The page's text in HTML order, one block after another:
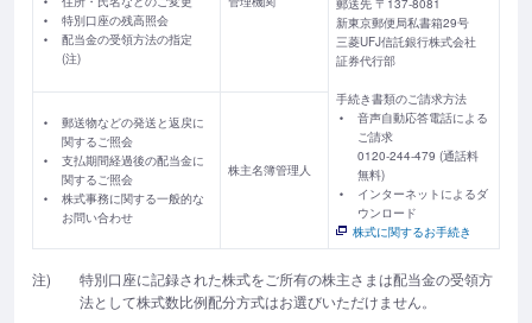
特別口座の残高照会
配当金の受領方法の指定
(注)
郵送先 〒137-8081
新東京郵便局私書箱29号
三菱UFJ信託銀行株式会社
証券代行部
手続き書類のご請求方法
音声自動応答電話による
ご請求
0120-244-479 (通話料
無料)
インターネットによるダ
ウンロード
株式に関するお手続き
郵送物などの発送と返戻に
関するご照会
支払期間経過後の配当金に
関するご照会
株式事務に関する一般的な
お問い合わせ
株主名簿管理人
注)
特別口座に記録された株式をご所有の株主さまは配当金の受領方
法として株式数比例配分方式はお選びいただけません。